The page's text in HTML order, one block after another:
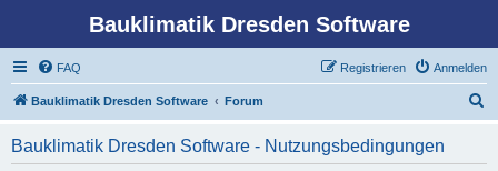
Bauklimatik Dresden Software
FAQ Anmelden
Registrieren
Bauklimatik Dresden Software Forum
Bauklimatik Dresden Software - Nutzungsbedingungen